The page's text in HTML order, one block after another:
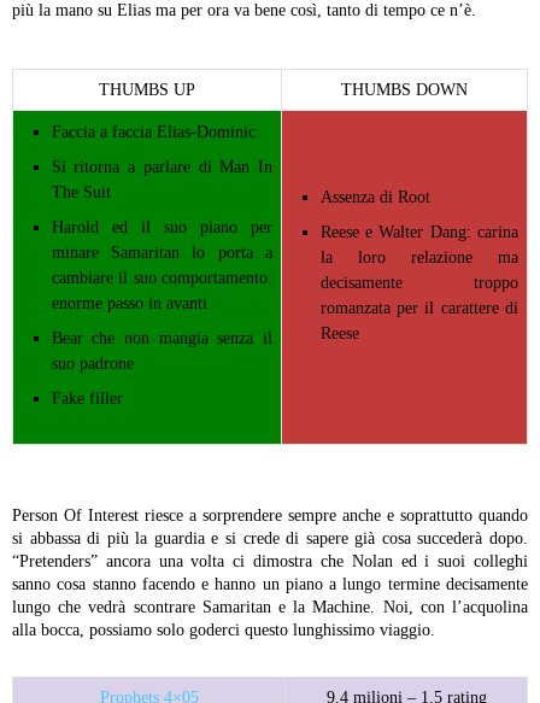
più la mano su Elias ma per ora va bene così, tanto di tempo ce n’è.
THUMBS UP THUMBS DOWN
Faccia a faccia Elias-Dominic
Si ritorna a parlare di Man In
The Suit
Harold ed il suo piano per
minare Samaritan lo porta a
cambiare il suo comportamento:
enorme passo in avanti
Bear che non mangia senza il
suo padrone
Fake filler
Assenza di Root
Reese e Walter Dang: carina
la loro relazione ma
decisamente troppo
romanzata per il carattere di
Reese
Person Of Interest riesce a sorprendere sempre anche e soprattutto quando
si abbassa di più la guardia e si crede di sapere già cosa succederà dopo.
“Pretenders” ancora una volta ci dimostra che Nolan ed i suoi colleghi
sanno cosa stanno facendo e hanno un piano a lungo termine decisamente
lungo che vedrà scontrare Samaritan e la Machine. Noi, con l’acquolina
alla bocca, possiamo solo goderci questo lunghissimo viaggio.
Prophets 4×05 9.4 milioni – 1.5 rating